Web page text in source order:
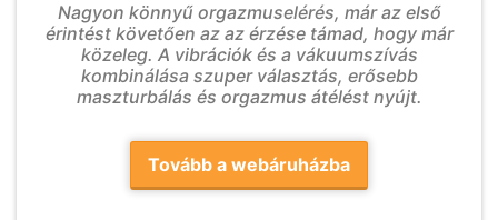
Nagyon könnyű orgazmuselérés, már az első
érintést követően az az érzése támad, hogy már
közeleg. A vibrációk és a vákuumszívás
kombinálása szuper választás, erősebb
maszturbálás és orgazmus átélést nyújt.
Tovább a webáruházba